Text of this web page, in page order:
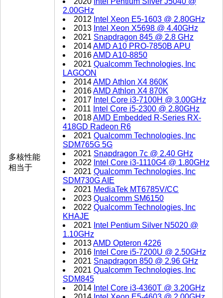
多核性能
相当于
2.00GHz
2012 Intel Xeon E5-1603 @ 2.80GHz
2013 Intel Xeon X5698 @ 4.40GHz
2021 Snapdragon 845 @ 2.8 GHz
2014AMD A10 PRO-7850B APU
2016AMD A10-8850
2021 Qualcomm Technologies, Inc
LAGOON
2014AMD Athlon X4 860K
2016AMD Athlon X4 870K
2017 Intel Core i3-7100H @ 3.00GHz
2011 Intel Core i5-2300 @ 2.80GHz
2018AMD Embedded R-Series RX-
418GD Radeon R6
2021 Qualcomm Technologies, Inc
SDM765G 5G
2021 Snapdragon 7c @ 2.40 GHz
2022 Intel Core i3-1110G4 @ 1.80GHz
2021 Qualcomm Technologies, Inc
SDM730G AIE
2021 MediaTek MT6785V/CC
2023 Qualcomm SM6150
2022 Qualcomm Technologies, Inc
KHAJE
2021 Intel Pentium Silver N5020 @
1.10GHz
2013AMD Opteron 4226
2016 Intel Core i5-7200U @ 2.50GHz
2021 Snapdragon 850 @ 2.96 GHz
2021 Qualcomm Technologies, Inc
SDM845
2014 Intel Core i3-4360T @ 3.20GHz